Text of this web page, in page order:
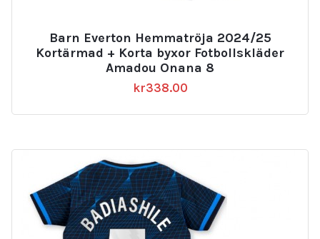
Barn Everton Hemmatröja 2024/25
Kortärmad + Korta byxor Fotbollskläder
Amadou Onana 8
kr338.00